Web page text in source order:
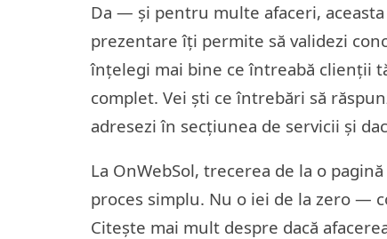
Da — și pentru multe afaceri,
prezentare îți permite să validezi
înțelegi mai bine ce întreabă clienții
complet. Vei ști ce întrebări să
adresezi în secțiunea de servicii și
La OnWebSol, trecerea de la o
proces simplu. Nu o iei de la zero —
Citește mai mult despre dacă